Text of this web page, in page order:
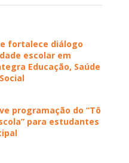
fortalece diálogo
escolar em
Educação, Saúde
programação do “Tô
para estudantes